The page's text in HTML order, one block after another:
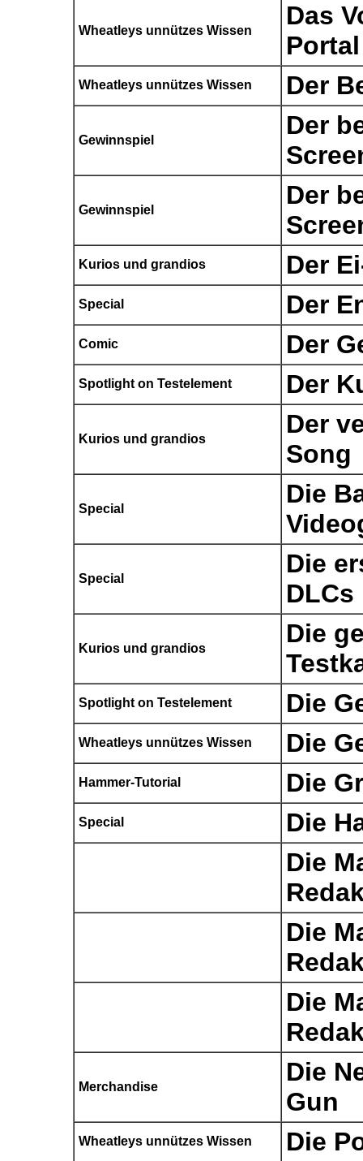
Wheatleys unnützes Wissen
Das
Portal
Wheatleys unnützes Wissen Der
Gewinnspiel
Der
Gewinnspiel
Der
Kurios und grandios Der
Special Der
Comic Der
Spotlight on Testelement Der
Kurios und grandios
Der
Song
Special
Die
Special
Die
DLCs
Kurios und grandios
Die
Spotlight on Testelement Die
Wheatleys unnützes Wissen Die
Hammer-Tutorial Die
Special
Die
Die
Die
Die
Merchandise
Die
Gun
Wheatleys unnützes Wissen Die